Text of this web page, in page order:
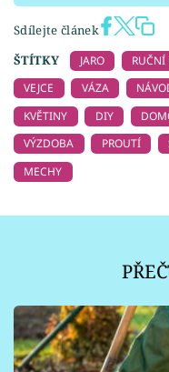
Sdílejte článek
ŠTÍTKY
JARO RUČNÍ
VEJCE
VÁZA
KVĚTINY
DIY
VÝZDOBA
PROUTÍ
MECHY